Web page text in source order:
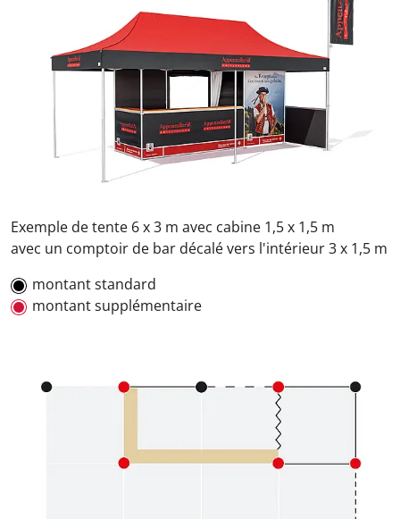
Exemple de tente 6 x 3 m avec cabine 1,5 x 1,5 m
avec un comptoir de bar décalé vers l'intérieur 3 x 1,5 m
montant standard
montant supplémentaire